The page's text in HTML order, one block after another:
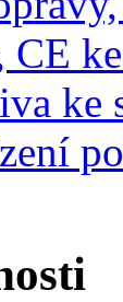
CE
ke